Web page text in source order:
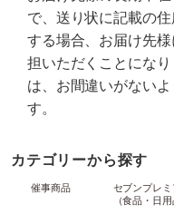
で、送り状に記載の
する場合、お届け先
担いただくことにな
は、お間違いがない
す。
カテゴリーから探す
催事商品
セブンプレミ
（食品・日用